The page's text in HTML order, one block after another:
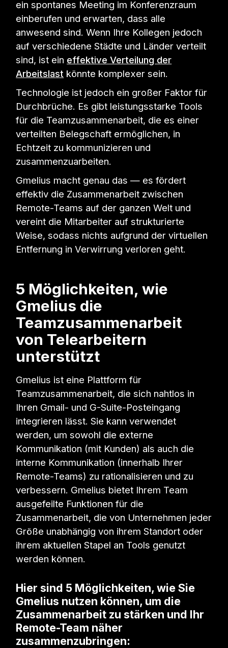
ein spontanes Meeting im Konferenzraum
einberufen und erwarten, dass alle
anwesend sind. Wenn Ihre Kollegen jedoch
auf verschiedene Städte und Länder verteilt
sind, ist ein effektive Verteilung der
Arbeitslast könnte komplexer sein.
Technologie ist jedoch ein großer Faktor für
Durchbrüche. Es gibt leistungsstarke Tools
für die Teamzusammenarbeit, die es einer
verteilten Belegschaft ermöglichen, in
Echtzeit zu kommunizieren und
zusammenzuarbeiten.
Gmelius macht genau das — es fördert
effektiv die Zusammenarbeit zwischen
Remote-Teams auf der ganzen Welt und
vereint die Mitarbeiter auf strukturierte
Weise, sodass nichts aufgrund der virtuellen
Entfernung in Verwirrung verloren geht.
5 Möglichkeiten, wie
Gmelius die
Teamzusammenarbeit
von Telearbeitern
unterstützt
Gmelius ist eine Plattform für
Teamzusammenarbeit, die sich nahtlos in
Ihren Gmail- und G-Suite-Posteingang
integrieren lässt. Sie kann verwendet
werden, um sowohl die externe
Kommunikation (mit Kunden) als auch die
interne Kommunikation (innerhalb Ihrer
Remote-Teams) zu rationalisieren und zu
verbessern. Gmelius bietet Ihrem Team
ausgefeilte Funktionen für die
Zusammenarbeit, die von Unternehmen jeder
Größe unabhängig von ihrem Standort oder
ihrem aktuellen Stapel an Tools genutzt
werden können.
Hier sind 5 Möglichkeiten, wie Sie
Gmelius nutzen können, um die
Zusammenarbeit zu stärken und Ihr
Remote-Team näher
zusammenzubringen: